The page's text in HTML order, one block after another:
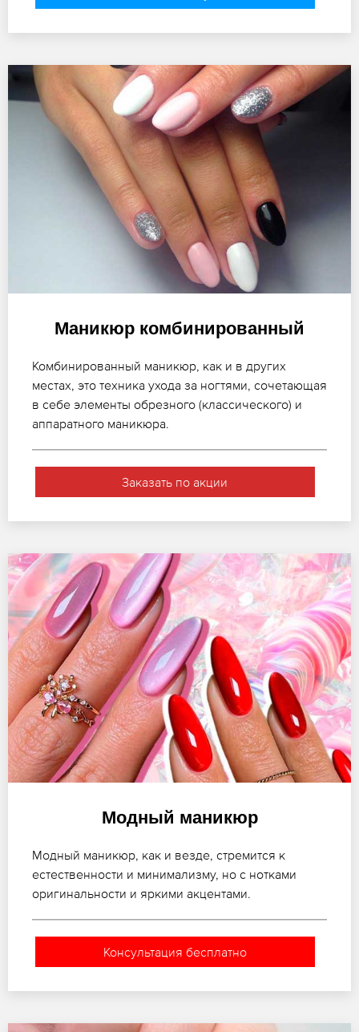
Маникюр комбинированный
Комбинированный маникюр, как и в других
местах, это техника ухода за ногтями, сочетающая
в себе элементы обрезного (классического) и
аппаратного маникюра.
Заказать по акции
Модный маникюр
Модный маникюр, как и везде, стремится к
естественности и минимализму, но с нотками
оригинальности и яркими акцентами.
Консультация бесплатно